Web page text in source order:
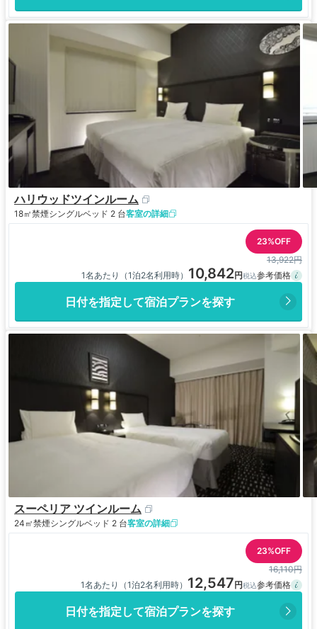
ハリウッドツインルーム
18㎡禁煙シングルベッド 2 台客室の詳細
23%OFF
13,922円
1名あたり（1泊2名利用時） 10,842
日付を指定して宿泊プランを探す
スーペリア ツインルーム
24㎡禁煙シングルベッド 2 台客室の詳細
23%OFF
16,110円
1名あたり（1泊2名利用時） 12,547
日付を指定して宿泊プランを探す